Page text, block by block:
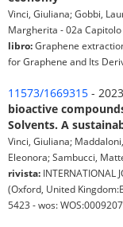
Vinci, Giuliana; Gobbi,
Margherita - 02a
libro:Graphene
for Graphene and Its
11573/1669315 -
bioactive
Solvents. A
Vinci, Giuliana;
Eleonora; Sambucci,
rivista: INTERNATIONAL
(Oxford, United
5423 - wos: